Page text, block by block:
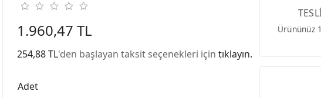
1.960,47 TL
254,88 TL'den başlayan taksit seçenekleri için tıklayın.
Adet
Ürününüz